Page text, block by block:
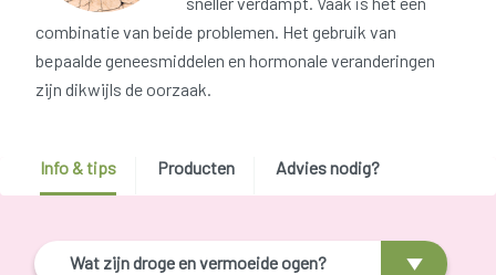
combinatie van beide problemen. Het gebruik van
bepaalde geneesmiddelen en hormonale veranderingen
zijn dikwijls de oorzaak.
Info & tips Producten Advies nodig?
Wat zijn droge en vermoeide ogen?